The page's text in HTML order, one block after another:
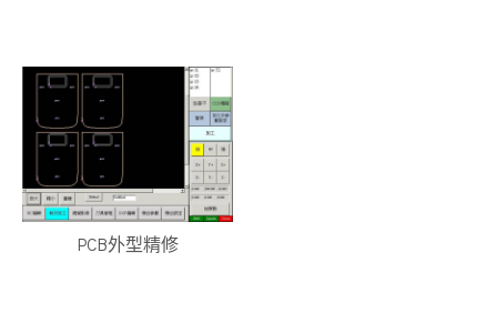
PCB外型精修